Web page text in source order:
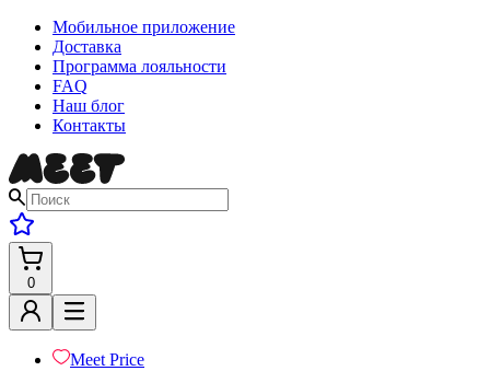
Мобильное приложение
Доставка
Программа лояльности
FAQ
Наш блог
Контакты
0
Meet Price